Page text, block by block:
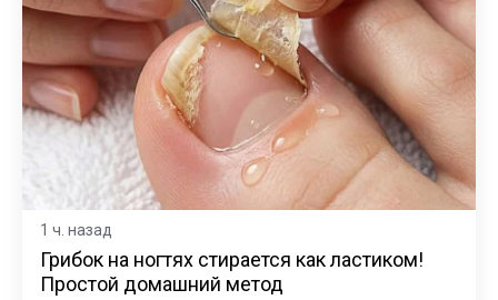
1 ч. назад
Грибок на ногтях стирается как ластиком!
Простой домашний метод